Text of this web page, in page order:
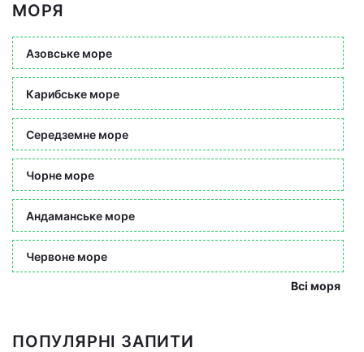
МОРЯ
Азовське море
Карибське море
Середземне море
Чорне море
Андаманське море
Червоне море
Всі моря
ПОПУЛЯРНІ ЗАПИТИ